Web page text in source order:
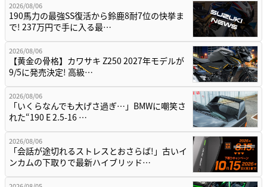
2026/08/06
190馬力の最強SS復活から鈴鹿8耐7位の快挙ま
で! 237万円で手に入る最…
2026/08/06
【黄金の骨格】カワサキ Z250 2027年モデルが
9/5に発売決定! 高級…
2026/08/06
「いくらなんでも大げさ過ぎ…」BMWに嘲笑さ
れた“190 E 2.5-16 …
2026/08/06
「会話が途切れるストレスとおさらば!」古いイ
ンカムの下取りで最新ハイブリッド…